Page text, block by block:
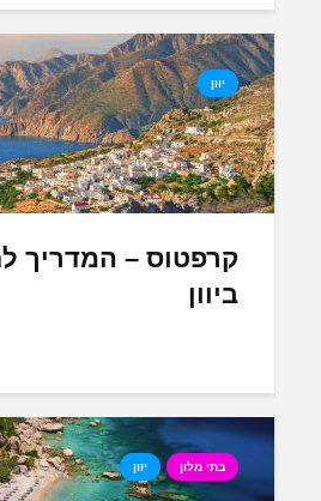
יוון
קרפטוס – המדריך
ביוון
בתי מלון יוון